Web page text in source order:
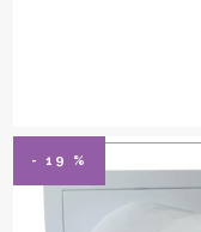
- 19 %